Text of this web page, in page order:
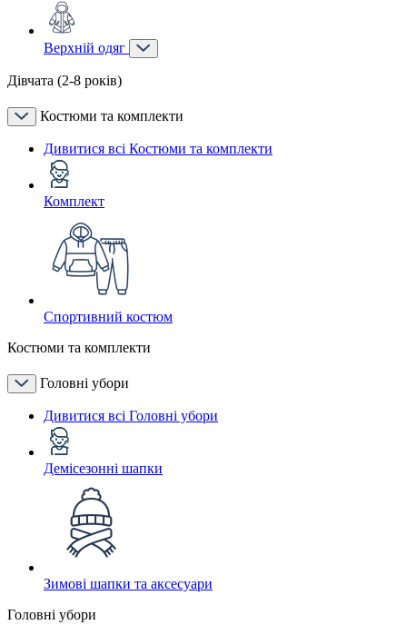
Верхній одяг
Дівчата (2-8 років)
Костюми та комплекти
Дивитися всі Костюми та комплекти
Комплект
Спортивний костюм
Костюми та комплекти
Головні убори
Дивитися всі Головні убори
Демісезонні шапки
Зимові шапки та аксесуари
Головні убори